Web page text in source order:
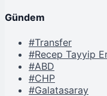
Gündem
#Transfer
#Recep Tayyip
#ABD
#CHP
#Galatasaray